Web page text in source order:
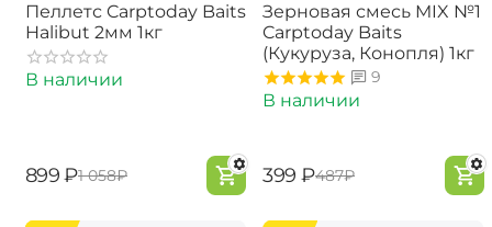
Пеллетс Carptoday Baits
Halibut 2мм 1кг
В наличии
‍899‍ ₽‍1 058‍₽
Зерновая смесь MIX №1
Carptoday Baits
(Кукуруза, Конопля) 1кг
9
В наличии
‍399‍ ₽‍487‍₽